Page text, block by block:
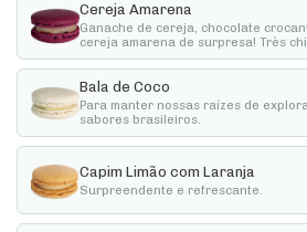
Cereja Amarena
Ganache de cereja, chocolate
cereja amarena de surpresa! Très
Bala de Coco
Para manter nossas raízes de
sabores brasileiros.
Capim Limão com Laranja
Surpreendente e refrescante.